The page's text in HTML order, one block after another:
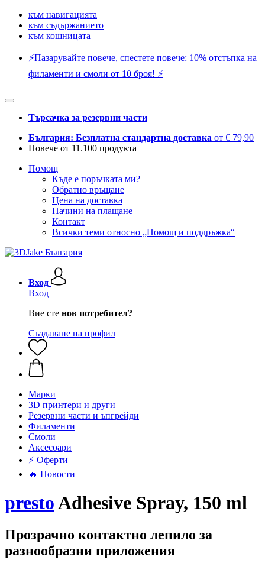
към навигацията
към съдържанието
към кошницата
⚡️Пазарувайте повече, спестете повече: 10% отстъпка на
филаменти и смоли от 10 броя! ⚡️
Търсачка за резервни части
България: Безплатна стандартна доставка от € 79,90
Повече от 11.100 продукта
Помощ
Къде е поръчката ми?
Обратно връщане
Цена на доставка
Начини на плащане
Контакт
Всички теми относно „Помощ и поддръжка“
Вход
Вход
Вие сте нов потребител?
Създаване на профил
Mарки
3D принтери и други
Резервни части и ъпгрейди
Филаменти
Смоли
Аксесоари
⚡ Оферти
🔥 Новости
prestoAdhesive Spray, 150 ml
Прозрачно контактно лепило за
разнообразни приложения